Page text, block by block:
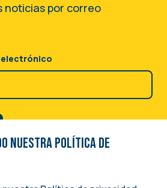
noticias por correo
electrónico
nuestra Política de